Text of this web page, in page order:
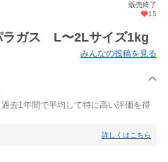
販売終了
15
ラガス L〜2Lサイズ1kg
みんなの投稿を見る
去1年間で平均して特に高い評価を得
詳しくはこちら